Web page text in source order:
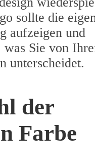
sollte die
aufzeigen und
Sie von
unterscheidet.
der
Farbe